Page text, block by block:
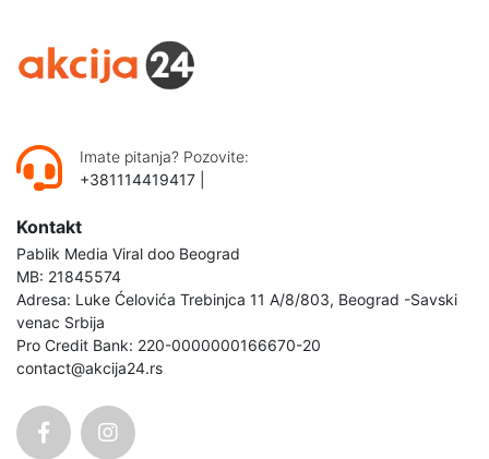
Imate pitanja? Pozovite:
+381114419417
Kontakt
Pablik Media Viral doo Beograd
MB: 21845574
Adresa: Luke Ćelovića Trebinjca 11 A/8/803, Beograd -Savski
venac Srbija
Pro Credit Bank: 220-0000000166670-20
contact@akcija24.rs